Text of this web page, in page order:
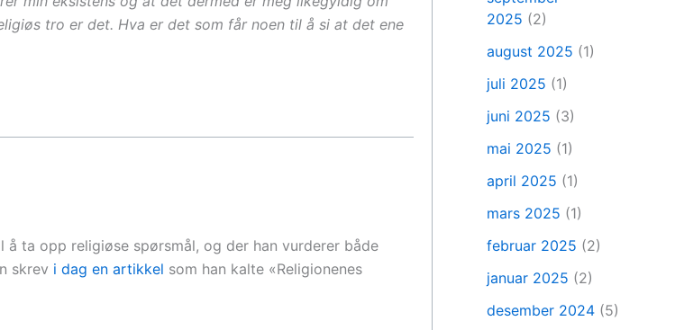
tro er det. Hva er det som får noen til å si at det ene
å ta opp religiøse spørsmål, og der han vurderer både
skrev i dag en artikkel som han kalte «Religionenes
2025 (2)
august 2025 (1)
juli 2025 (1)
juni 2025 (3)
mai 2025 (1)
april 2025 (1)
mars 2025 (1)
februar 2025 (2)
januar 2025 (2)
desember 2024 (5)